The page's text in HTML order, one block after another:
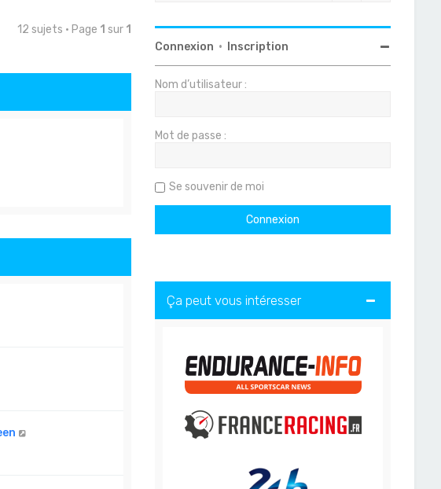
12 sujets • Page 1 sur 1
Connexion • Inscription
Nom d’utilisateur :
Mot de passe :
Se souvenir de moi
Ça peut vous intéresser